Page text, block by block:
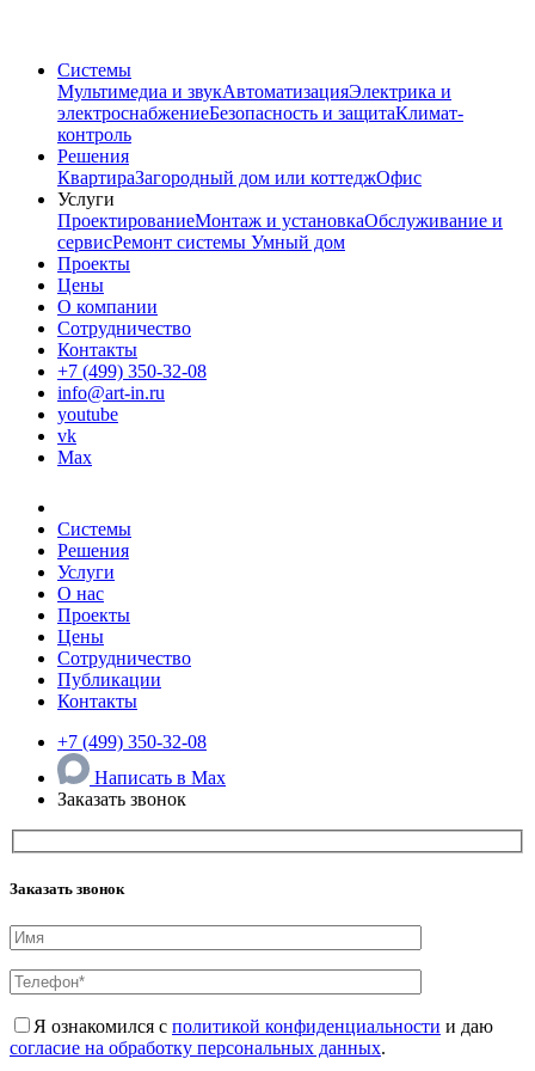
Системы
Мультимедиа и звукАвтоматизацияЭлектрика и
электроснабжениеБезопасность и защитаКлимат-
контроль
Решения
КвартираЗагородный дом или коттеджОфис
Услуги
ПроектированиеМонтаж и установкаОбслуживание и
сервисРемонт системы Умный дом
Проекты
Цены
О компании
Сотрудничество
Контакты
+7 (499) 350-32-08
info@art-in.ru
youtube
vk
Max
Системы
Решения
Услуги
О нас
Проекты
Цены
Сотрудничество
Публикации
Контакты
+7 (499) 350-32-08
Написать в Max
Заказать звонок
Заказать звонок
Я ознакомился с политикой конфиденциальности и даю
согласие на обработку персональных данных.